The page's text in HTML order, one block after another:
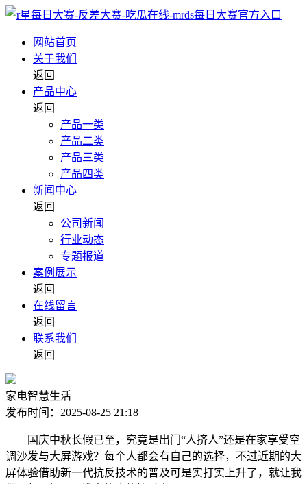
网站首页
关于我们
返回
产品中心
返回
产品一类
产品二类
产品三类
产品四类
新闻中心
返回
公司新闻
行业动态
专题报道
案例展示
返回
在线留言
返回
联系我们
返回
家电智慧生活
发布时间：2025-08-25 21:18
国庆中秋长假已至，究竟是出门“人挤人”还是在家享受空
调沙发与大屏游戏？每个人都会有自己的选择，不过近期的大
屏体验借助新一代抗反技术的普及可是实打实上升了，就让我